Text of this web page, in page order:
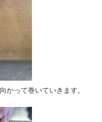
かって巻いていきます。